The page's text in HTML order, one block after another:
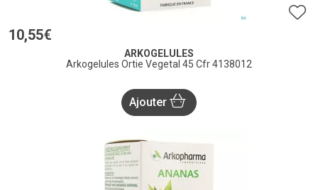
10,55€
ARKOGELULES
Arkogelules Ortie Vegetal 45 Cfr 4138012
Ajouter